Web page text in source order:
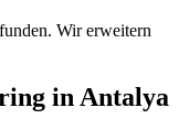
Wir erweitern
in Antalya